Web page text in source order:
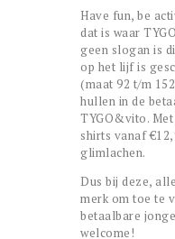
Have fun, be
dat is waar
geen slogan is
op het lijf is
(maat 92 t/m
hullen in de
TYGO&vito.
shirts vanaf
glimlachen.
Dus bij deze,
merk om toe te
betaalbare
welcome!